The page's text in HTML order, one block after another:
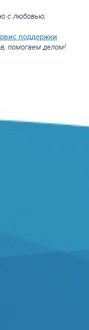
с любовью,
поддержки
помогаем делом!